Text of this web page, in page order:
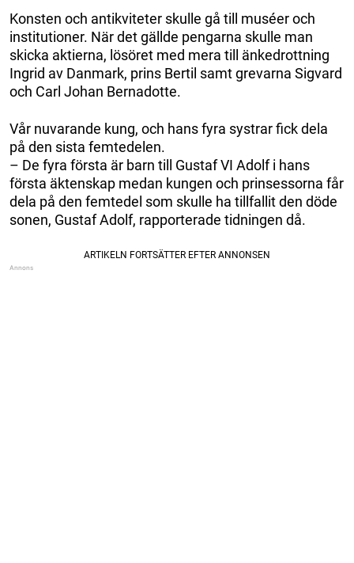
Konsten och antikviteter skulle gå till muséer och
institutioner. När det gällde pengarna skulle man
skicka aktierna, lösöret med mera till änkedrottning
Ingrid av Danmark, prins Bertil samt grevarna Sigvard
och Carl Johan Bernadotte.
Vår nuvarande kung, och hans fyra systrar fick dela
på den sista femtedelen.
– De fyra första är barn till Gustaf VI Adolf i hans
första äktenskap medan kungen och prinsessorna får
dela på den femtedel som skulle ha tillfallit den döde
sonen, Gustaf Adolf, rapporterade tidningen då.